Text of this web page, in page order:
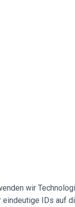
wir
IDs auf